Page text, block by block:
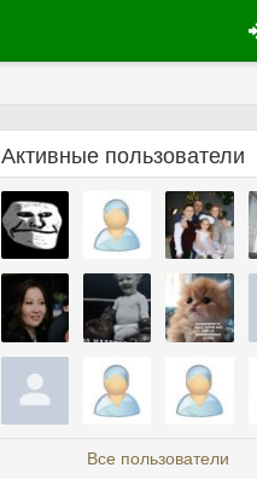
Активные пользователи
Все пользователи